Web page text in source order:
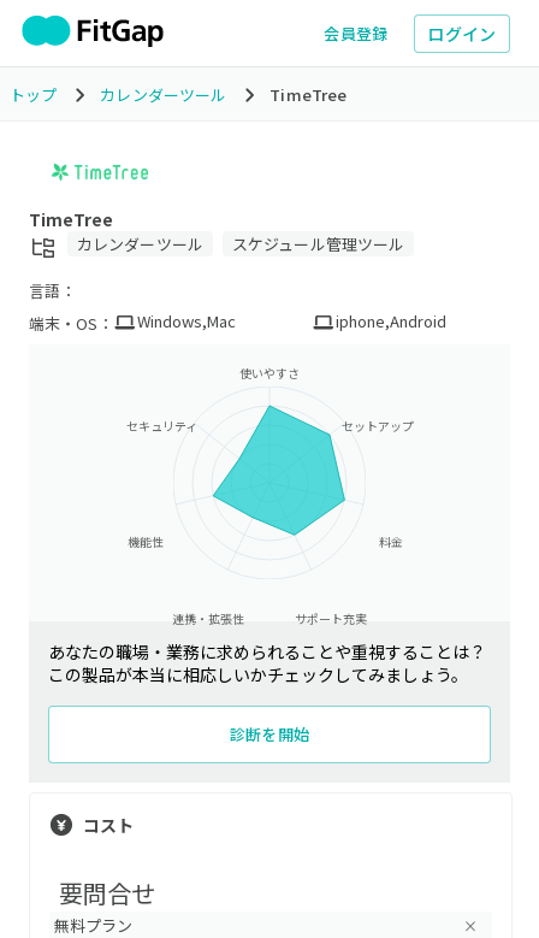
会員登録 ログイン
トップ カレンダーツール TimeTree
TimeTree
カレンダーツール スケジュール管理ツール
言語：
端末・OS：
Windows,Mac iphone,Android
使いやすさ
セットアップ
料金
サポート充実
連携・拡張性
機能性
セキュリティ
あなたの職場・業務に求められることや重視することは？
この製品が本当に相応しいかチェックしてみましょう。
診断を開始
コスト
要問合せ
無料プラン ×